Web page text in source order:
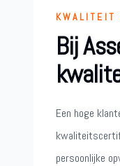
Bij
Een hoge
persoonlijke